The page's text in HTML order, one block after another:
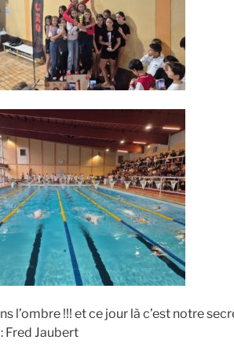
l’ombre !!! et ce jour là c’est notre
Fred Jaubert